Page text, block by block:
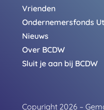
Vrienden
Ondernemersfonds
Nieuws
Over BCDW
Sluit je aan bij BCDW
Copyright 2026 –